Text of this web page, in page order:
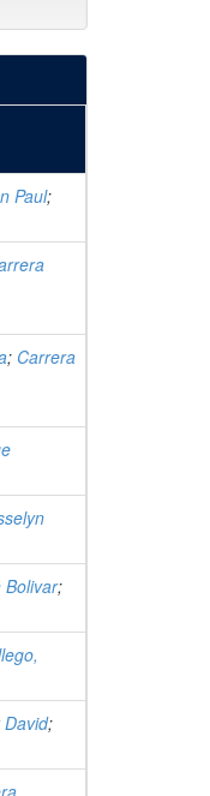
Paul;
; Carrera
Bolivar;
David;